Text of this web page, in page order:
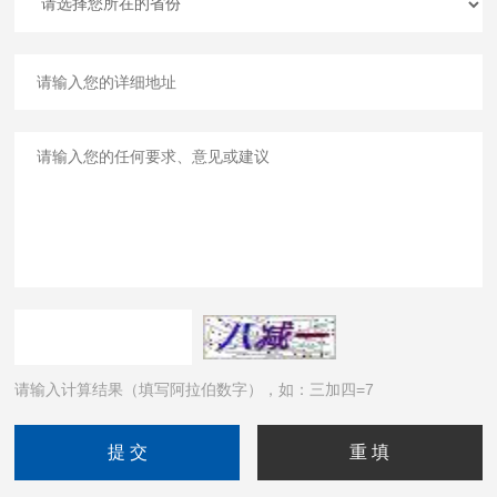
请输入计算结果（填写阿拉伯数字），如：三加四=7